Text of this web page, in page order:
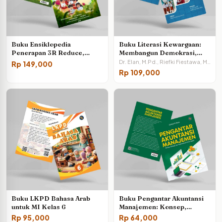
Buku Ensiklopedia
Penerapan 3R Reduce,
Reuse, Recycle Untuk Siswa
Sekolah Dasar
Rp 149,000
Buku Literasi Kewargaan:
Membangun Demokrasi,
Karakter dan Identitas
Nasional
Rp 109,000
Buku LKPD Bahasa Arab
untuk MI Kelas 6
Rp 95,000
Buku Pengantar Akuntansi
Manajemen: Konsep,
Strategi, dan Implementasi
Rp 64,000